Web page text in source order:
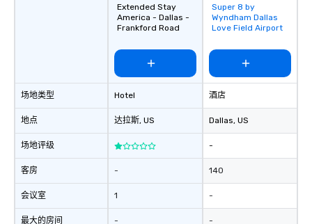
场地类型
地点
场地评级
客房
会议室
最大的房间
Extended Stay
America - Dallas -
Frankford Road
Hotel
达拉斯, US
-
1
-
Removed from
favorites
Super 8 by
Wyndham Dallas
Love Field Airport
酒店
Dallas, US
-
140
-
-